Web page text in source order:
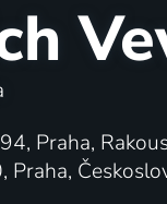
Praha,
Praha,